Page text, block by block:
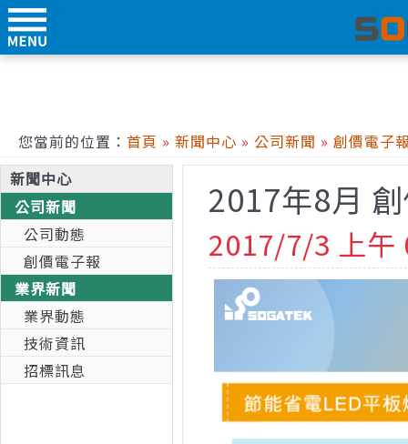
您當前的位置： 首頁 » 新聞中心 » 公司新聞 » 創價電子
新聞中心
公司新聞
公司動態
創價電子報
業界新聞
業界動態
技術資訊
招標訊息
2017年8月
2017/7/3 上午